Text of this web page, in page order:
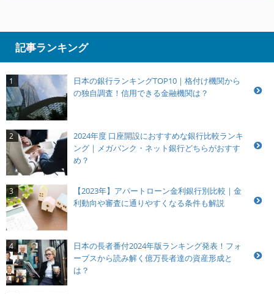
記事ランキング
1
日本の銀行ランキングTOP10｜格付け機関から
の独自調査！信用できる金融機関は？
2
2024年度 口座開設におすすめな銀行比較ランキ
ング｜メガバンク・ネット銀行どちらがおすす
め？
3
【2023年】アパートローン金利銀行別比較｜金
利動向や審査に通りやすくなる条件も解説
4
日本の長者番付2024年版ランキング発表！フォ
ーブスから読み解く億万長者達の資産形成と
は？